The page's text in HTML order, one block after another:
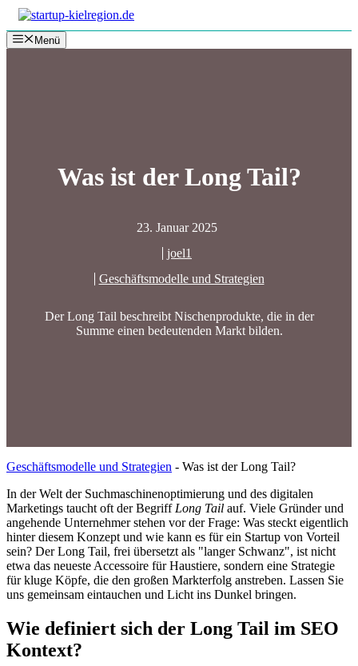
Zum
Inhalt
springenMenü
Was ist der Long Tail?
23. Januar 2025
joel1
Geschäftsmodelle und Strategien
Der Long Tail beschreibt Nischenprodukte, die in der
Summe einen bedeutenden Markt bilden.
Geschäftsmodelle und Strategien - Was ist der Long Tail?
In der Welt der Suchmaschinenoptimierung und des digitalen
Marketings taucht oft der Begriff Long Tail auf. Viele Gründer und
angehende Unternehmer stehen vor der Frage: Was steckt eigentlich
hinter diesem Konzept und wie kann es für ein Startup von Vorteil
sein? Der Long Tail, frei übersetzt als "langer Schwanz", ist nicht
etwa das neueste Accessoire für Haustiere, sondern eine Strategie
für kluge Köpfe, die den großen Markterfolg anstreben. Lassen Sie
uns gemeinsam eintauchen und Licht ins Dunkel bringen.
Wie definiert sich der Long Tail im SEO
Kontext?